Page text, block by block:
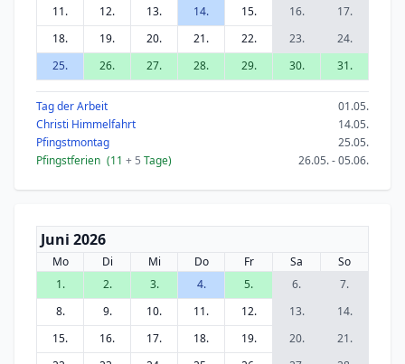
11.
12. 13. 14. 15. 16.
17.
18.
19. 20. 21. 22. 23.
24.
25.
26. 27. 28. 29. 30. 31.
Tag der Arbeit
01.05.
Christi Himmelfahrt
14.05.
Pfingstmontag
25.05.
Pfingstferien (11 + 5 Tage) 26.05. - 05.06.
Juni 2026
Mo Di Mi Do Fr Sa
So
1.
2. 3. 4. 5. 6.
7.
8.
9. 10. 11. 12. 13.
14.
15.
16. 17. 18. 19. 20.
21.